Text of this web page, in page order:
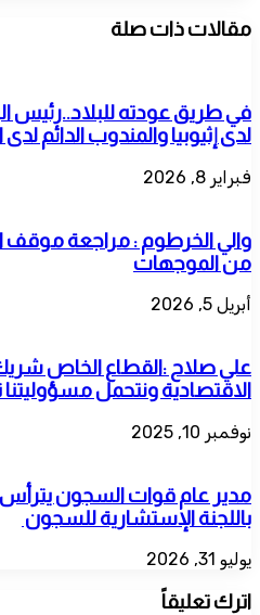
مقالات ذات صلة
في طريق عودته للبلاد..رئيس
لدى إثيوبيا والمندوب الدائم لدى
فبراير 8, 2026
والي الخرطوم : مراجعة موقف
من الموجهات
أبريل 5, 2026
علي صلاح :القطاع الخاص شريك
الاقتصادية ونتحمل مسؤوليتنا
نوفمبر 10, 2025
مدير عام قوات السجون يترأس
باللجنة الإستشارية للسجون
يوليو 31, 2026
اترك تعليقاً